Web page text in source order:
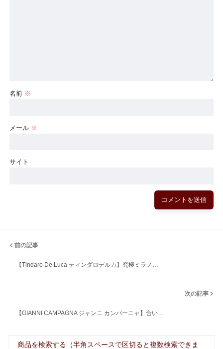
名前 ※
メール ※
サイト
前の記事
【Tindaro De Luca ティンダロデルカ】究極ミラノ…
次の記事
【GIANNI CAMPAGNA ジャンニ カンパーニャ】合い…
商品を検索する（半角スペースで区切ると複数検索できま